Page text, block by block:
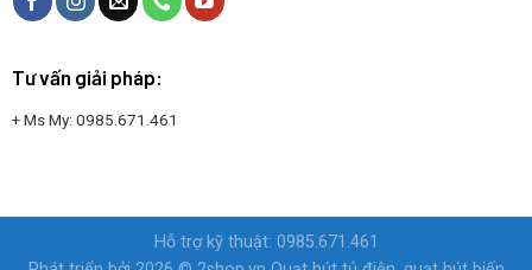
Tư vấn giải pháp:
+ Ms My: 0985.671.461
Hỗ trợ kỹ thuật: 0985.671.461